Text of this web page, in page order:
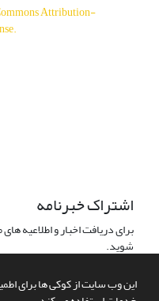
این وب سایت از کوکی ها برای
Attribution-
.
اشتراک خبرنامه
برای دریافت اخبار و اطلاعیه
شوید.